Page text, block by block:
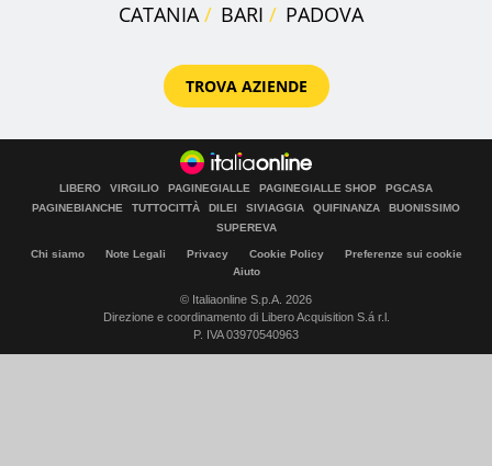
CATANIA
BARI PADOVA
TROVA AZIENDE
LIBERO VIRGILIO PAGINEGIALLE PAGINEGIALLE SHOP
PGCASA
PAGINEBIANCHE
TUTTOCITTÀ DILEI SIVIAGGIA QUIFINANZA
BUONISSIMO
SUPEREVA
Chi siamo Note Legali Privacy Cookie Policy
Preferenze sui cookie
Aiuto
© Italiaonline S.p.A. 2026
Direzione e coordinamento di Libero Acquisition S.á r.l.
P. IVA 03970540963